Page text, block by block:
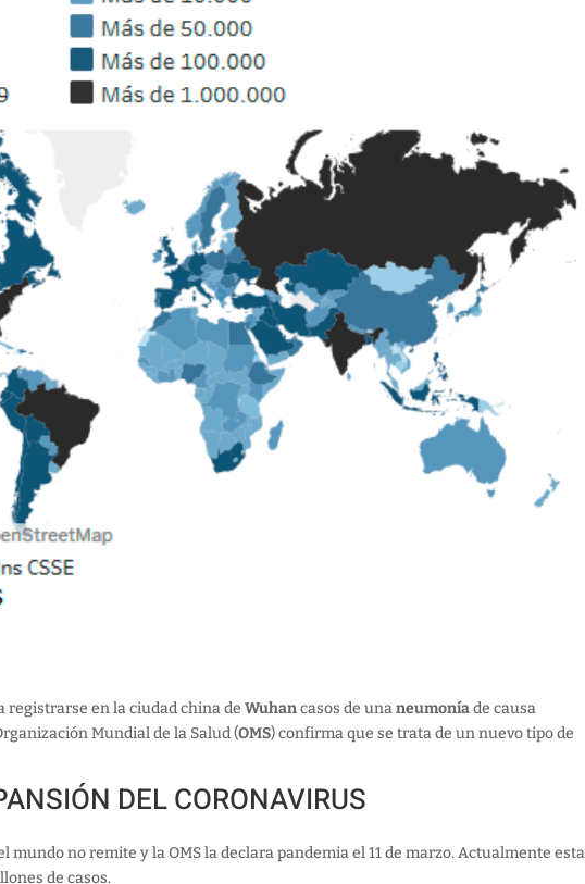
registrarse en la ciudad china deWuhancasos de unaneumoníade causa
Mundial de la Salud (OMS) confirma que se trata de un nuevo tipo de
DEL CORONAVIRUS
mundo no remite y la OMS la declara pandemia el 11 de marzo. Actualmente esta
de casos.